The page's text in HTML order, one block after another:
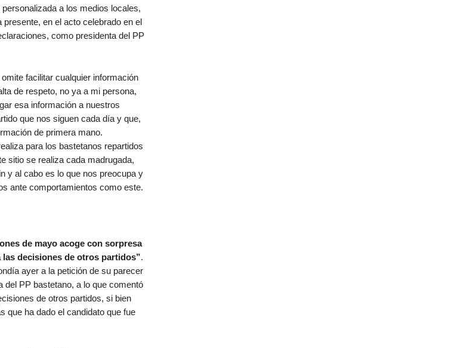
a los medios locales,
en el acto celebrado en el
como presidenta del PP
facilitar cualquier información
de respeto, no ya a mi persona,
esa información a nuestros
que nos siguen cada día y que,
de primera mano.
para los bastetanos repartidos
sitio se realiza cada madrugada,
y al cabo es lo que nos preocupa y
ante comportamientos como este.
de mayo acoge con sorpresa
las decisiones de otros partidos”.
ayer a la petición de su parecer
del PP bastetano, a lo que comentó
de otros partidos, si bien
que ha dado el candidato que fue